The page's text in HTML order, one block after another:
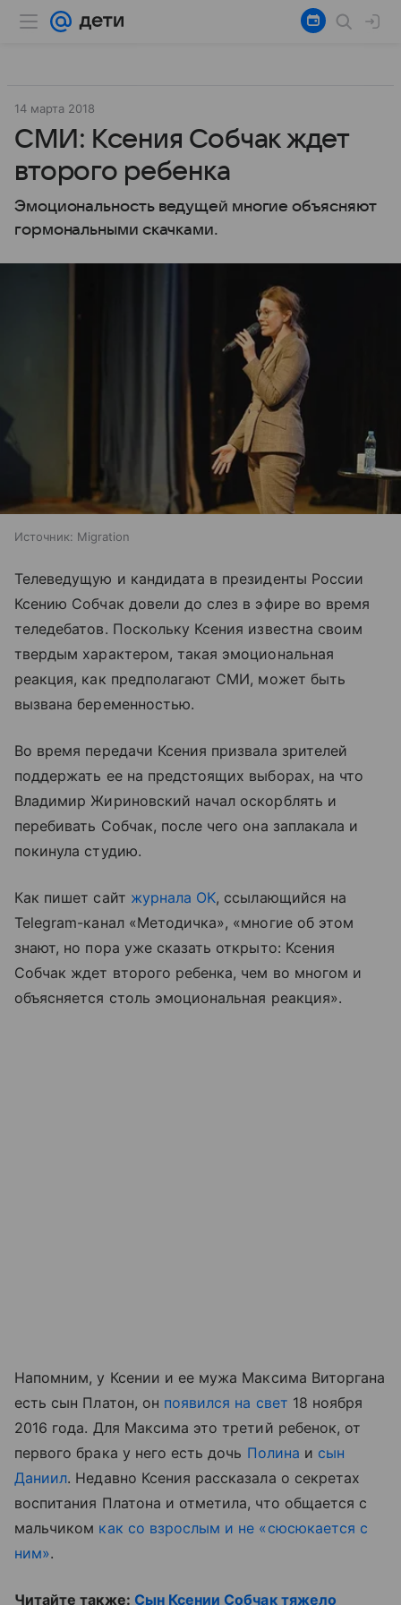
14 марта 2018
СМИ: Ксения Собчак ждет
второго ребенка
Эмоциональность ведущей многие объясняют
гормональными скачками.
Источник: Migration
Телеведущую и кандидата в президенты России
Ксению Собчак довели до слез в эфире во время
теледебатов. Поскольку Ксения известна своим
твердым характером, такая эмоциональная
реакция, как предполагают СМИ, может быть
вызвана беременностью.
Во время передачи Ксения призвала зрителей
поддержать ее на предстоящих выборах, на что
Владимир Жириновский начал оскорблять и
перебивать Собчак, после чего она заплакала и
покинула студию.
Как пишет сайт журнала OK, ссылающийся на
Telegram-канал «Методичка», «многие об этом
знают, но пора уже сказать открыто: Ксения
Собчак ждет второго ребенка, чем во многом и
объясняется столь эмоциональная реакция».
Напомним, у Ксении и ее мужа Максима Виторгана
есть сын Платон, он появился на свет 18 ноября
2016 года. Для Максима это третий ребенок, от
первого брака у него есть дочь Полина и сын
Даниил. Недавно Ксения рассказала о секретах
воспитания Платона и отметила, что общается с
мальчиком как со взрослым и не «cюсюкается с
ним».
Читайте также: Сын Ксении Собчак тяжело